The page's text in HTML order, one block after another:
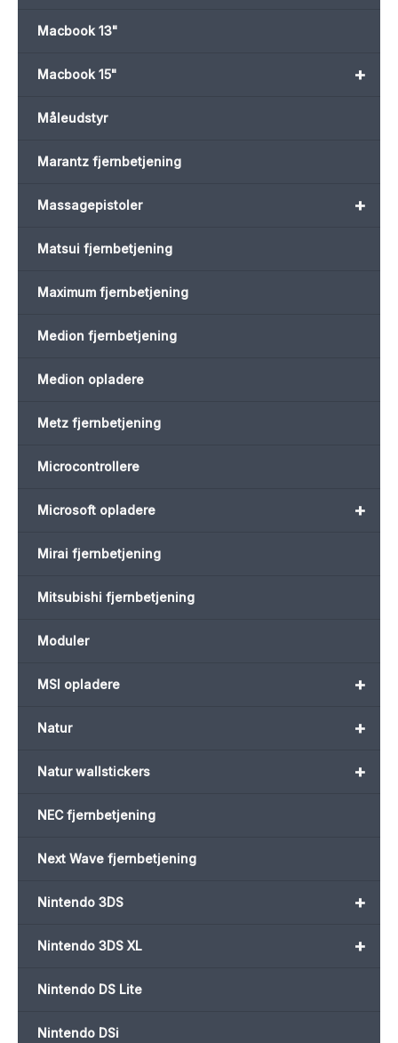
Macbook 13"
+
Macbook 15"
Måleudstyr
Marantz fjernbetjening
+
Massagepistoler
Matsui fjernbetjening
Maximum fjernbetjening
Medion fjernbetjening
Medion opladere
Metz fjernbetjening
Microcontrollere
+
Microsoft opladere
Mirai fjernbetjening
Mitsubishi fjernbetjening
Moduler
+
MSI opladere
+
Natur
+
Natur wallstickers
NEC fjernbetjening
Next Wave fjernbetjening
+
Nintendo 3DS
+
Nintendo 3DS XL
Nintendo DS Lite
Nintendo DSi